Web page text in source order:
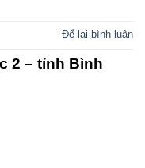
Để lại bình luận
2 – tỉnh Bình